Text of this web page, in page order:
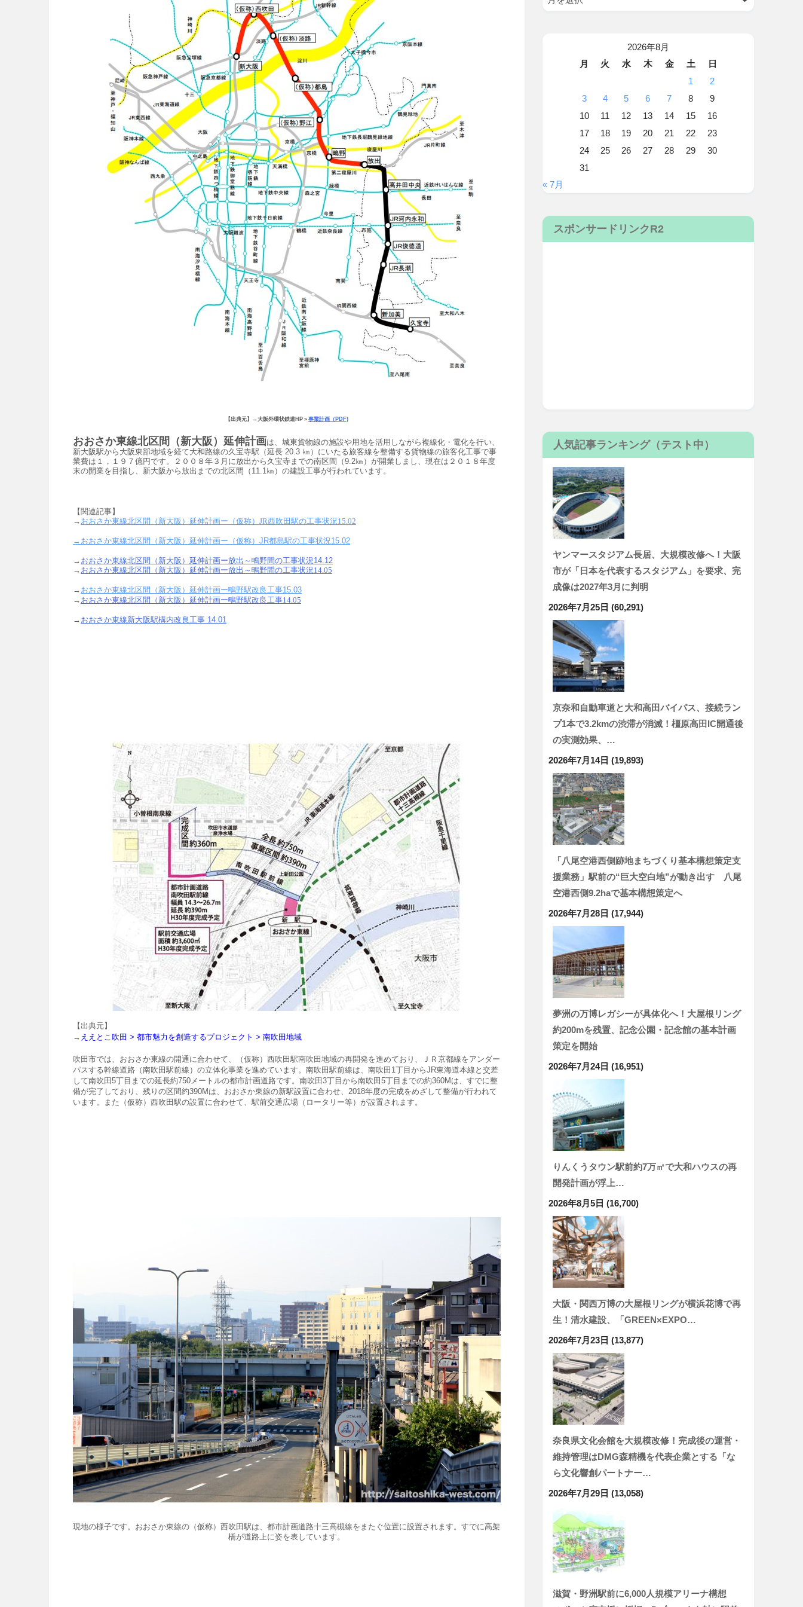
【出典元】→大阪外環状鉄道HP＞ 事業計画（PDF)
おおさか東線北区間（新大阪）延伸計画は、城東貨物線の施設や用地を活用しながら複線化・電化を行い、
新大阪駅から大阪東部地域を経て大和路線の久宝寺駅（延長 20.3 ㎞）にいたる旅客線を整備する貨物線の旅客化工事で事
業費は１，１９７億円です。２００８年３月に放出から久宝寺までの南区間（9.2㎞）が開業しまし、現在は２０１８年度
末の開業を目指し、新大阪から放出までの北区間（11.1㎞）の建設工事が行われています。
【関連記事】
→ おおさか東線北区間（新大阪）延伸計画ー（仮称）JR西吹田駅の工事状況15.02
→ おおさか東線北区間（新大阪）延伸計画ー（仮称）JR都島駅の工事状況15.02
→ おおさか東線北区間（新大阪）延伸計画ー放出～鴫野間の工事状況14.12
→ おおさか東線北区間（新大阪）延伸計画ー放出～鴫野間の工事状況14.05
→ おおさか東線北区間（新大阪）延伸計画ー鴫野駅改良工事15.03
→ おおさか東線北区間（新大阪）延伸計画ー鴫野駅改良工事14.05
→ おおさか東線新大阪駅構内改良工事 14.01
【出典元】
→ ええとこ吹田 > 都市魅力を創造するプロジェクト > 南吹田地域
吹田市では、おおさか東線の開通に合わせて、（仮称）西吹田駅南吹田地域の再開発を進めており、
ＪＲ京都線をアンダー
パスする幹線道路（南吹田駅前線）の立体化事業を進めています。 南吹田駅前線は、南吹田1丁目からJR東海道本線と交差
して南吹田5丁目までの延長約750メートルの都市計画道路です。 南吹田3丁目から南吹田5丁目までの約360Mは、すでに整
備が完了しており、 残りの区間約390Mは、おおさか東線の新駅設置に合わせ、2018年度の完成をめざして整備が行われて
います。また（仮称）西吹田駅の設置に合わせて、駅前交通広場（ロータリー等）が設置されます。
現地の様子です。 おおさか東線の（仮称）西吹田駅は、都市計画道路十三高槻線をまたぐ位置に設置されます。すでに高架
橋が道路上に姿を表しています。
2026年8月
月
火 水 木 金 土
日
1
2
3
4 5 6 7 8
9
10
11 12 13 14 15
16
17
18 19 20 21 22
23
24
25 26 27 28 29
30
31
« 7月
スポンサードリンクR2
人気記事ランキング（テスト中）
ヤンマースタジアム長居、大規模改修へ！大阪
市が「日本を代表するスタジアム」を要求、完
成像は2027年3月に判明
2026年7月25日 (60,291)
京奈和自動車道と大和高田バイパス、接続ラン
プ1本で3.2kmの渋滞が消滅！橿原高田IC開通後
の実測効果、…
2026年7月14日 (19,893)
「八尾空港西側跡地まちづくり基本構想策定支
援業務」駅前の“巨大空白地”が動き出す 八尾
空港西側9.2haで基本構想策定へ
2026年7月28日 (17,944)
夢洲の万博レガシーが具体化へ！大屋根リング
約200mを残置、記念公園・記念館の基本計画
策定を開始
2026年7月24日 (16,951)
りんくうタウン駅前約7万㎡で大和ハウスの再
開発計画が浮上…
2026年8月5日 (16,700)
大阪・関西万博の大屋根リングが横浜花博で再
生！清水建設、「GREEN×EXPO…
2026年7月23日 (13,877)
奈良県文化会館を大規模改修！完成後の運営・
維持管理はDMG森精機を代表企業とする「な
ら文化響創パートナー…
2026年7月29日 (13,058)
滋賀・野洲駅前に6,000人規模アリーナ構想